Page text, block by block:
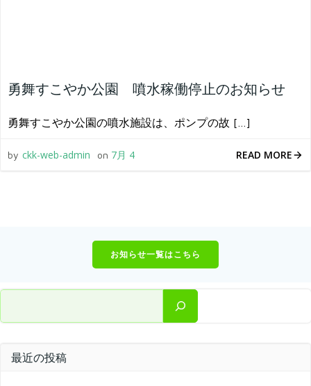
勇舞すこやか公園 噴水稼働停止のお知らせ
勇舞すこやか公園の噴水施設は、ポンプの故 […]
by ckk-web-admin on 7月 4 READ MORE
お知らせ一覧はこちら
最近の投稿